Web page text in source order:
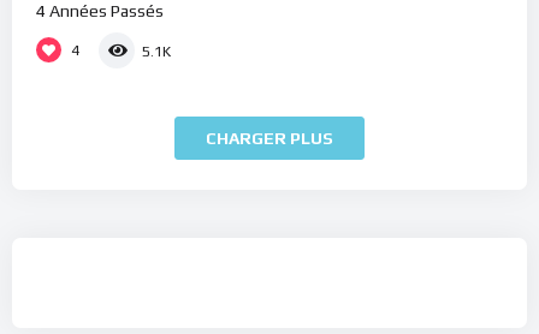
4 Années Passés
4 5.1K
CHARGER PLUS